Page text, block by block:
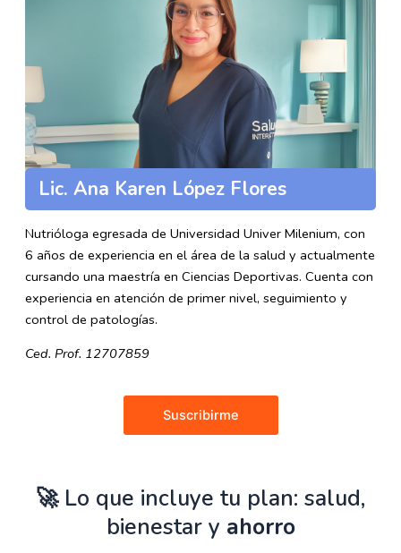
Lic. Ana Karen López Flores
Nutrióloga egresada de Universidad Univer Milenium, con
6 años de experiencia en el área de la salud y actualmente
cursando una maestría en Ciencias Deportivas. Cuenta con
experiencia en atención de primer nivel, seguimiento y
control de patologías.
Ced. Prof. 12707859
Suscribirme
🚀 Lo que incluye tu plan: salud,
bienestar y ahorro